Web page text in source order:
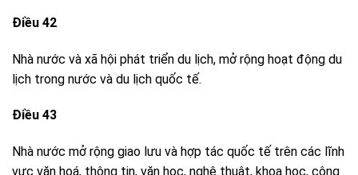
Điều 42
Nhà nước và xã hội phát triển du lịch, mở rộng hoạt động du
lịch trong nước và du lịch quốc tế.
Điều 43
Nhà nước mở rộng giao lưu và hợp tác quốc tế trên các lĩnh
vực văn hoá, thông tin, văn học, nghệ thuật, khoa học, công